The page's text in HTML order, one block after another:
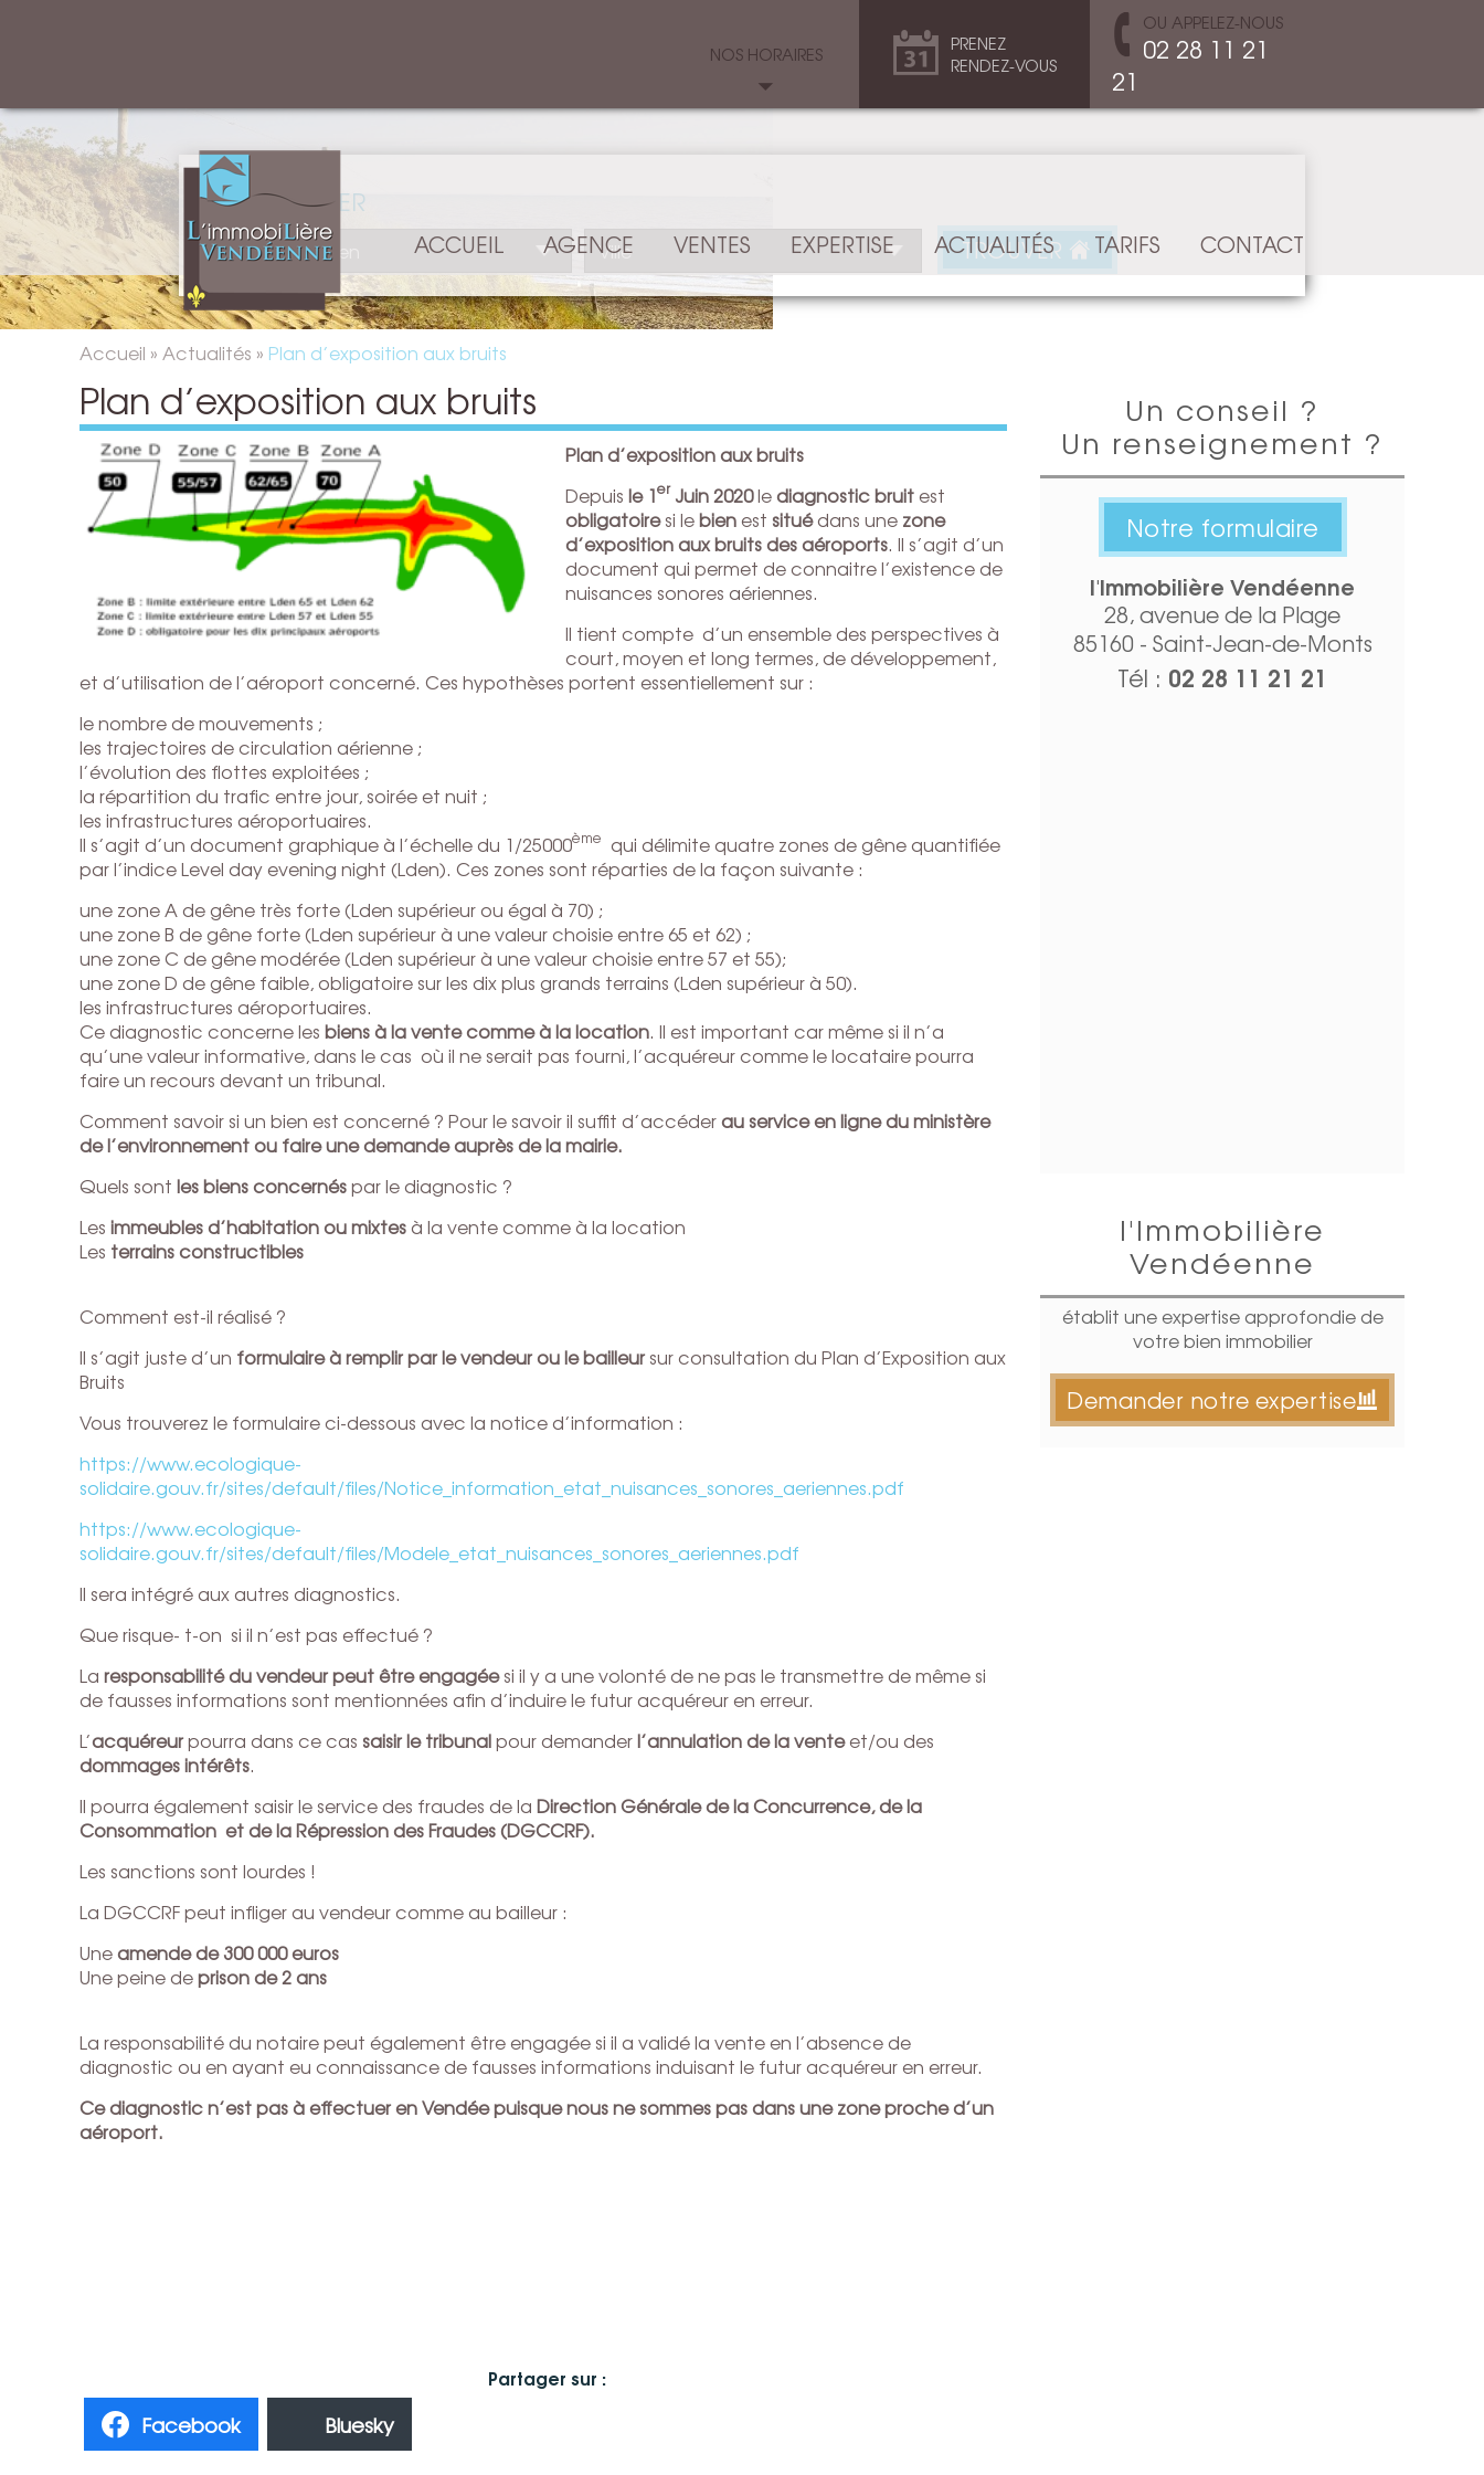
NOS HORAIRES
PRENEZ
RENDEZ-VOUS
OU APPELEZ-NOUS
02 28 11 21
21
ACCUEIL AGENCE VENTES EXPERTISE ACTUALITÉS TARIFS CONTACT
RECHERCHER
TROUVER
Accueil » Actualités » Plan d’exposition aux bruits
Plan d’exposition aux bruits
Plan d’exposition aux bruits
Depuis le 1erJuin 2020lediagnostic bruitest
obligatoiresi lebienest situédans une zone
d’exposition aux bruits des aéroports. Il s’agit d’un
document qui permet de connaitre l’existence de
nuisances sonores aériennes.
Il tient compte d’un ensemble des perspectives à
court, moyen et long termes, de développement,
et d’utilisation de l’aéroport concerné. Ces hypothèses portent essentiellement sur :
le nombre de mouvements ;
les trajectoires de circulation aérienne ;
l’évolution des flottes exploitées ;
la répartition du trafic entre jour, soirée et nuit ;
les infrastructures aéroportuaires.
Il s’agit d’un document graphique à l’échelle du 1/25000ème qui délimite quatre zones de gêne quantifiée
par l’indice Level day evening night (Lden). Ces zones sont réparties de la façon suivante :
une zone A de gêne très forte (Lden supérieur ou égal à 70) ;
une zone B de gêne forte (Lden supérieur à une valeur choisie entre 65 et 62) ;
une zone C de gêne modérée (Lden supérieur à une valeur choisie entre 57 et 55);
une zone D de gêne faible, obligatoire sur les dix plus grands terrains (Lden supérieur à 50).
les infrastructures aéroportuaires.
Ce diagnostic concerne les biens à la vente comme à la location. Il est important car même si il n’a
qu’une valeur informative, dans le cas où il ne serait pas fourni, l’acquéreur comme le locataire pourra
faire un recours devant un tribunal.
Comment savoir si un bien est concerné ? Pour le savoir il suffit d’accéderau service en ligne du ministère
de l’environnement ou faire une demande auprès de la mairie.
Quels sont les biens concernéspar le diagnostic ?
Les immeubles d’habitation ou mixtesà la vente comme à la location
Les terrains constructibles
Comment est-il réalisé ?
Il s’agit juste d’un formulaire à remplir par le vendeur ou le bailleursur consultation du Plan d’Exposition aux
Bruits
Vous trouverez le formulaire ci-dessous avec la notice d’information :
https://www.ecologique-
solidaire.gouv.fr/sites/default/files/Notice_information_etat_nuisances_sonores_aeriennes.pdf
https://www.ecologique-
solidaire.gouv.fr/sites/default/files/Modele_etat_nuisances_sonores_aeriennes.pdf
Il sera intégré aux autres diagnostics.
Que risque- t-on si il n’est pas effectué ?
La responsabilité du vendeur peut être engagéesi il y a une volonté de ne pas le transmettre de même si
de fausses informations sont mentionnées afin d’induire le futur acquéreur en erreur.
L’acquéreurpourra dans ce cas saisir le tribunalpour demanderl’annulation de la venteet/ou des
dommages intérêts.
Il pourra également saisir le service des fraudes de la Direction Générale de la Concurrence, de la
Consommation et de la Répression des Fraudes (DGCCRF).
Les sanctions sont lourdes !
La DGCCRF peut infliger au vendeur comme au bailleur :
Uneamende de 300 000 euros
Une peine deprison de 2 ans
La responsabilité du notaire peut également être engagée si il a validé la vente en l’absence de
diagnostic ou en ayant eu connaissance de fausses informations induisant le futur acquéreur en erreur.
Ce diagnostic n’est pas à effectuer en Vendée puisque nous ne sommes pas dans une zone proche d’un
aéroport.
Facebook Bluesky
Un conseil ?
Un renseignement ?
Notre formulaire
l'Immobilière Vendéenne
28, avenue de la Plage
85160 - Saint-Jean-de-Monts
Tél : 02 28 11 21 21
l'Immobilière
Vendéenne
établit une expertise approfondie de
votre bien immobilier
Demander notre expertise